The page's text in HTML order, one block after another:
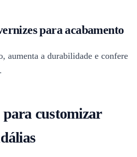
para acabamento
aumenta a durabilidade e confere
para customizar